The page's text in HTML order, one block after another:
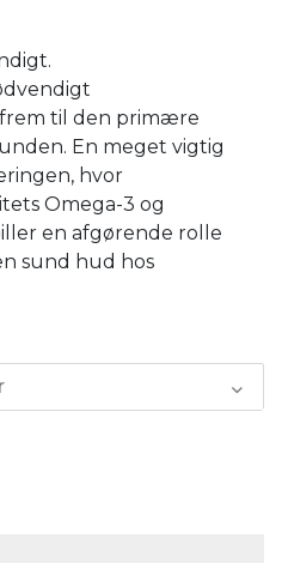
til den primære
En meget vigtig
hvor
Omega-3 og
en afgørende rolle
sund hud hos